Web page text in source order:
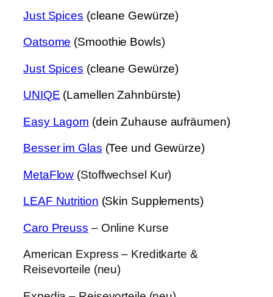
Just Spices (cleane Gewürze)
Oatsome (Smoothie Bowls)
Just Spices (cleane Gewürze)
UNIQE (Lamellen Zahnbürste)
Easy Lagom (dein Zuhause aufräumen)
Besser im Glas (Tee und Gewürze)
MetaFlow (Stoffwechsel Kur)
LEAF Nutrition (Skin Supplements)
Caro Preuss – Online Kurse
American Express – Kreditkarte &
Reisevorteile (neu)